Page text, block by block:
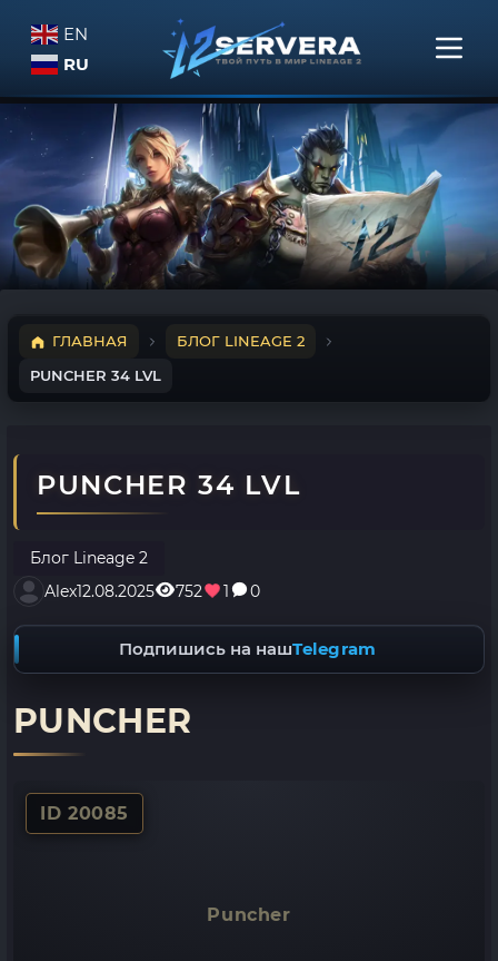
EN
RU
ГЛАВНАЯ
БЛОГ LINEAGE 2
PUNCHER 34 LVL
PUNCHER 34 LVL
Блог Lineage 2
Alex12.08.2025 752 1 0
Подпишись на нашTelegram
PUNCHER
ID 20085
Puncher